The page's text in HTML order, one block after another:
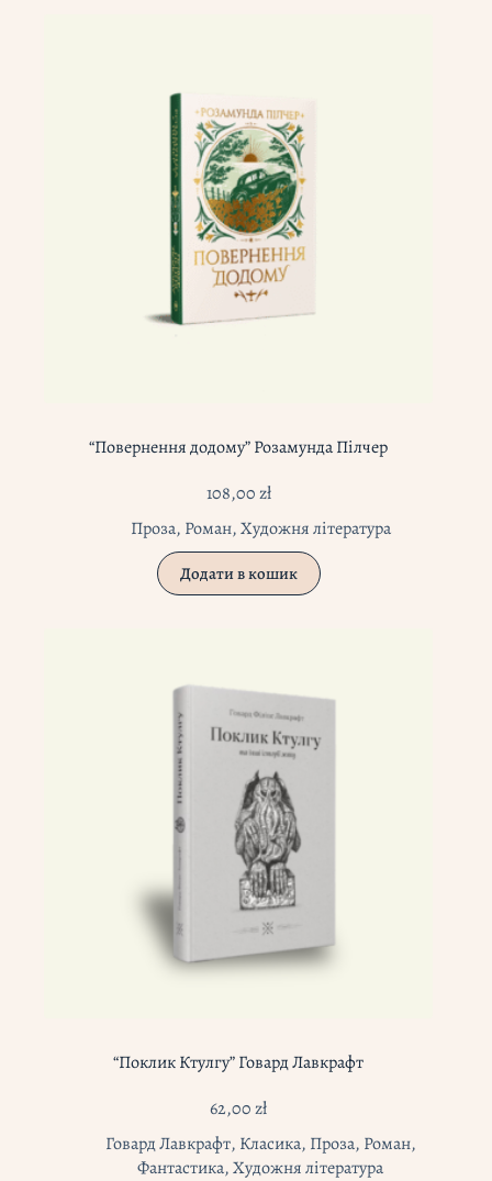
“Повернення додому” Розамунда Пілчер
108,00zł
Проза, Роман,Художня література
Додати в кошик
“Поклик Ктулгу” Говард Лавкрафт
62,00zł
Говард Лавкрафт, Класика, Проза, Роман,
Фантастика,Художня література